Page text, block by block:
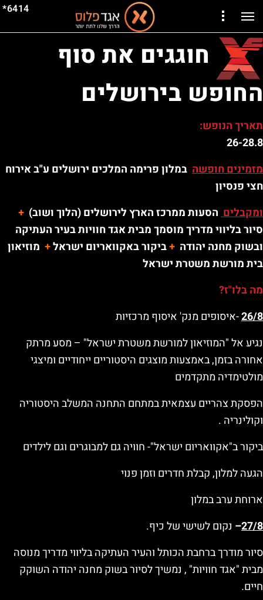
6414*
חוגגים את סוף
החופש בירושלים
תאריך הנופש:
26-28.8
מזמינים חופשה במלון פרימה המלכים ירושלים ע"ב אירוח
חצי פנסיון
ומקבליםהסעות ממרכז הארץ לירושלים (הלוך ושוב) +
סיור בליווי מדריך מוסמך מבית אגד חוויות בעיר העתיקה
ובשוק מחנה יהודה +ביקור באקוואריום ישראל+ מוזיאון
בית מורשת משטרת ישראל
מה בלו"ז?
26/8-איסופים מנק' איסוף מרכזיות
נגיע אל "המוזיאון למורשת משטרת ישראל" – מסע מרתק
אחורה בזמן, באמצעות מוצגים היסטוריים ייחודיים ומיצגי
מולטימדיה מתקדמים
הפסקת צהריים עצמאית במתחם התחנה המשלב היסטוריה
וקולינריה .
ביקור ב"אקוואריום ישראל"- חוויה גם למבוגרים וגם לילדים
הגעה למלון, קבלת חדרים וזמן פנוי
ארוחת ערב במלון
27/8
– נקום לשישי של כיף.
סיור מודרך ברחבת הכותל והעיר העתיקה בליווי מדריך מנוסה
מבית "אגד חוויות" , נמשיך לסיור בשוק מחנה יהודה השוקק
חיים.